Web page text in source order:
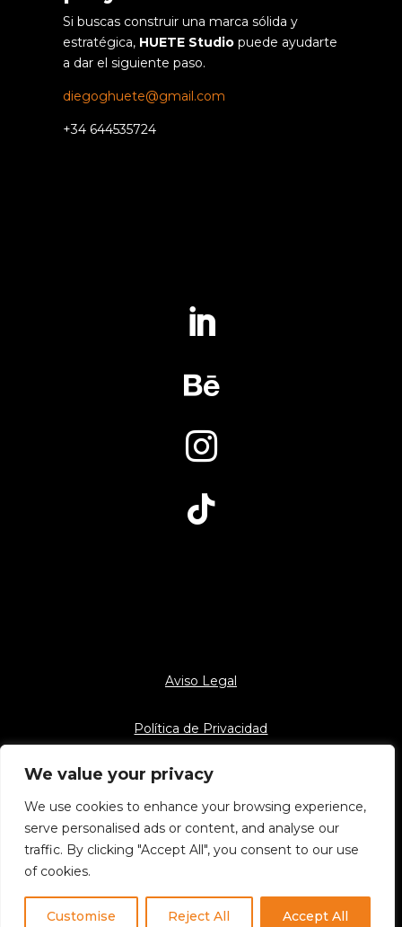
We value your privacy
We use cookies to enhance your browsing experience,
serve personalised ads or content, and analyse our
traffic. By clicking "Accept All", you consent to our use
of cookies.
Customise Reject All Accept All
Si buscas construir una marca sólida y
estratégica, HUETE Studiopuede ayudarte
a dar el siguiente paso.
diegoghuete@gmail.com
+34 644535724




Aviso Legal
Política de Privacidad
Política de Cookies
Todos los derechos reservados. Diego Huete ©